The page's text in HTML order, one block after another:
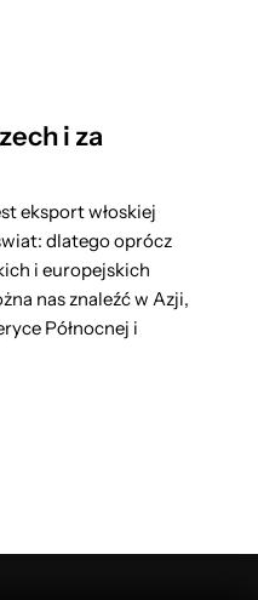
i za
eksport włoskiej
dlatego oprócz
i europejskich
nas znaleźć w Azji,
Północnej i